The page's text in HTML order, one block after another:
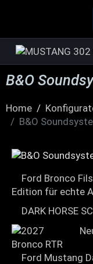
B&O
Home
B&O
Ford Bronco
Edition für echte
DARK HORSE
Ford Mustang